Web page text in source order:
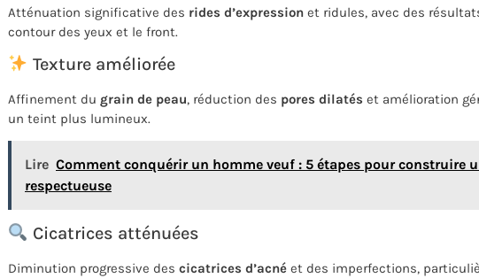
Atténuation significative des rides d’expression et ridules, avec des
contour des yeux et le front.
Texture améliorée
Affinement du grain de peau, réduction des pores dilatés et amélioration
un teint plus lumineux.
Lire Comment conquérir un homme veuf : 5 étapes pour construire
respectueuse
Cicatrices atténuées
Diminution progressive des cicatrices d’acné et des imperfections,